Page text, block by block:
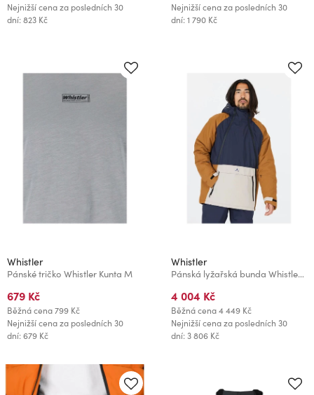
Nejnižší cena za posledních 30
dní: 823 Kč
Nejnižší cena za posledních 30
dní: 1 790 Kč
Whistler
Pánské tričko Whistler Kunta M
679 Kč
Běžná cena799 Kč
Nejnižší cena za posledních 30
dní: 679 Kč
Whistler
Pánská lyžařská bunda Whistler Katahdin W
4 004 Kč
Běžná cena4 449 Kč
Nejnižší cena za posledních 30
dní: 3 806 Kč